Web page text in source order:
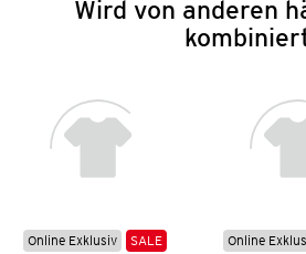
Wird von anderen
Online Exklusiv SALE Online